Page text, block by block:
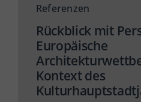
Referenzen
Rückblick mit
Europäische
Kontext des